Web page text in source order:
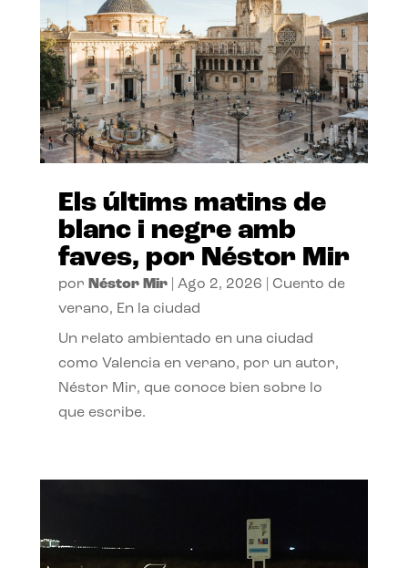
Els últims matins de
blanc i negre amb
faves, por Néstor Mir
por Néstor Mir| Ago 2, 2026
Cuento de
verano, En la ciudad
Un relato ambientado en una ciudad
como Valencia en verano, por un autor,
Néstor Mir, que conoce bien sobre lo
que escribe.